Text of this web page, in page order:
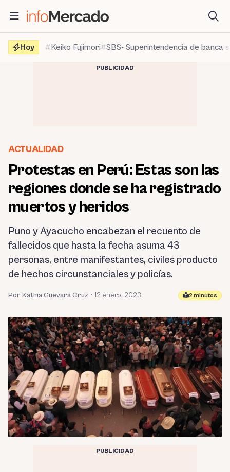
contenido
Hoy
Keiko Fujimori SBS- Superintendencia de banca
PUBLICIDAD
ACTUALIDAD
Protestas en Perú: Estas son las
regiones donde se ha registrado
muertos y heridos
Puno y Ayacucho encabezan el recuento de
fallecidos que hasta la fecha asuma 43
personas, entre manifestantes, civiles producto
de hechos circunstanciales y policías.
Por Kathia Guevara Cruz • 12 enero, 2023 2 minutos
PUBLICIDAD